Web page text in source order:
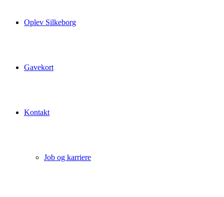
Oplev Silkeborg
Gavekort
Kontakt
Job og karriere